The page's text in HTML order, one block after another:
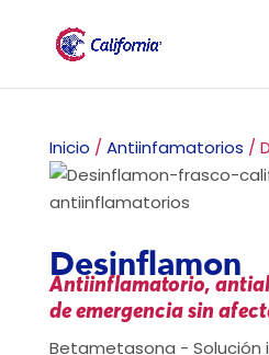
Inicio / Antiinfamatorios /
Desinflamon
Antiinflamatorio,
de emergencia sin
Betametasona - Solución